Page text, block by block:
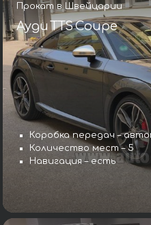
Прокат в Швейцарии
Ауди TTS Coupe
Коробка передач –
Количество мест – 5
Навигация – есть